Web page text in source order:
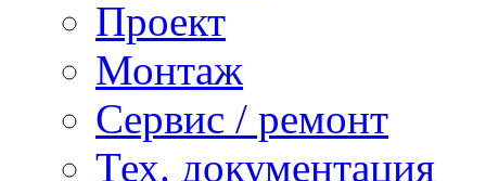
Проект
Монтаж
Сервис / ремонт
Тех. документация